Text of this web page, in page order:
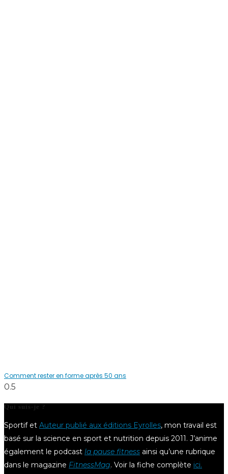
Comment rester en forme après 50 ans
Qui suis-je ?
Sportif et Auteur publié aux éditions Eyrolles, mon travail est
basé sur la science en sport et nutrition depuis 2011. J’anime
également le podcast la pause fitness ainsi qu’une rubrique
dans le magazine FitnessMag. Voir la fiche complète ici.